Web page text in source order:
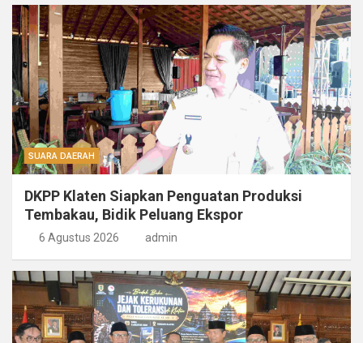
SUARA DAERAH
DKPP Klaten Siapkan Penguatan Produksi
Tembakau, Bidik Peluang Ekspor
6 Agustus 2026 admin